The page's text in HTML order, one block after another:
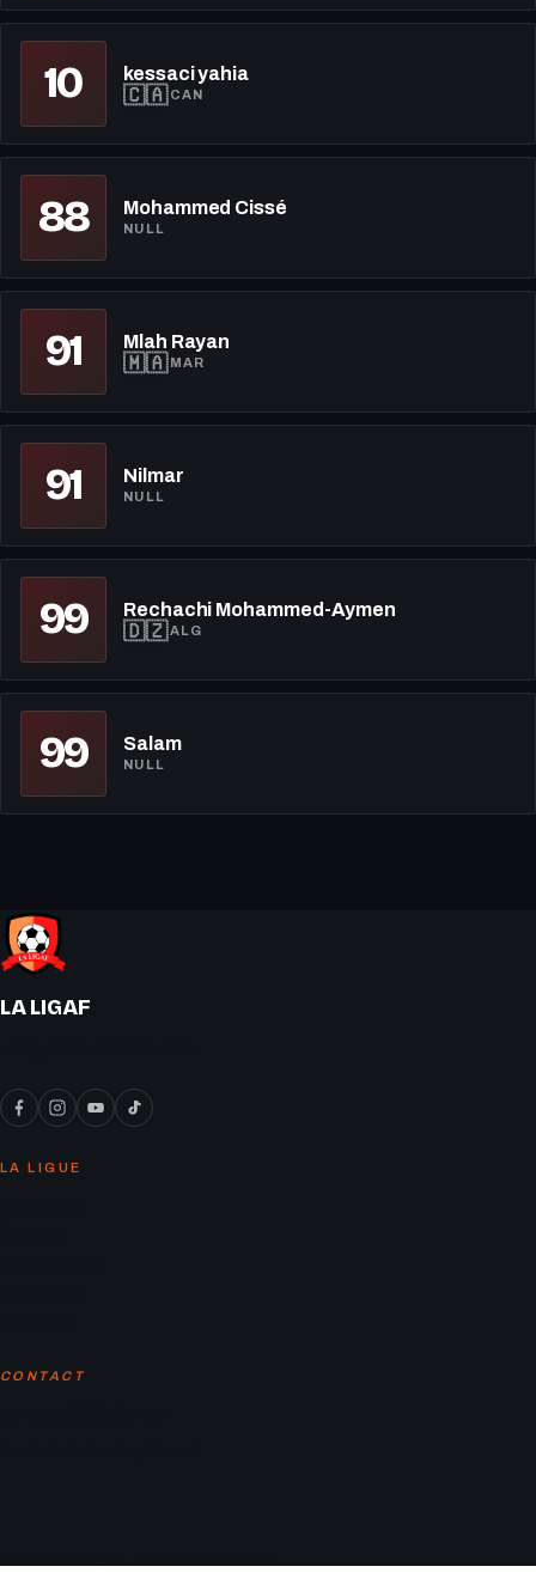
10 kessaci yahia
🇨🇦CAN
88 Mohammed Cissé
NULL
91 Mlah Rayan
🇲🇦MAR
91 Nilmar
NULL
99 Rechachi Mohammed-Aymen
🇩🇿ALG
99 Salam
NULL
LA LIGAF
LA LIGUE
CONTACT